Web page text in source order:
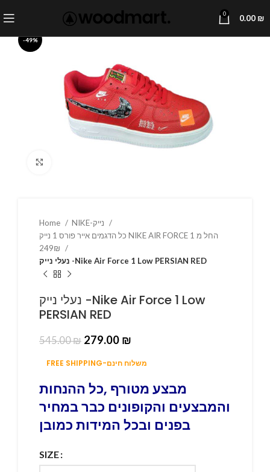
0 0.00 ₪
-49%
Home
כל הדגמים אייר פורס 1 נייק NIKE AIR FORCE 1 החל מ
נעלי נייק -Nike Air Force 1 Low PERSIAN RED
נעלי נייק -Nike Air Force 1 Low
PERSIAN RED
545.00₪ 279.00 ₪
FREE SHIPPING-משלוח חינם
מבצע מטורף ,כל ההנחות
והמבצעים והקופונים כבר במחיר
בפנים ובכל המידות כמובן
SIZE